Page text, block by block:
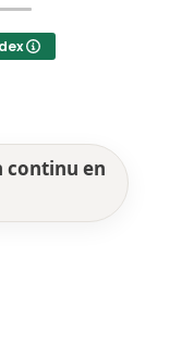
continu en